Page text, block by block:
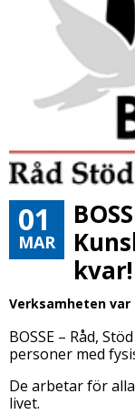
01
MAR
kvar!
Verksamheten
BOSSE – Råd,
personer med
De arbetar för
livet.